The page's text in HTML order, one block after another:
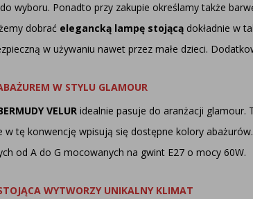
wyboru. Ponadto przy zakupie określamy także
dobrać elegancką lampę stojącą dokładnie w
w używaniu nawet przez małe dzieci.
W STYLU GLAMOUR
VELUR idealnie pasuje do aranżacji glamour.
tę konwencję wpisują się dostępne kolory
od A do G mocowanych na gwint E27 o mocy 60W.
WYTWORZY UNIKALNY KLIMAT